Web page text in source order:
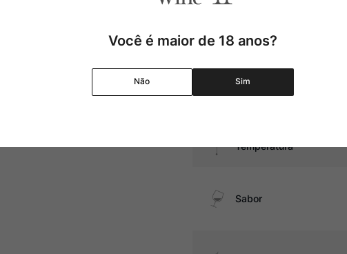
Temperatura
Sabor
Você é maior de 18 anos?
Não Sim